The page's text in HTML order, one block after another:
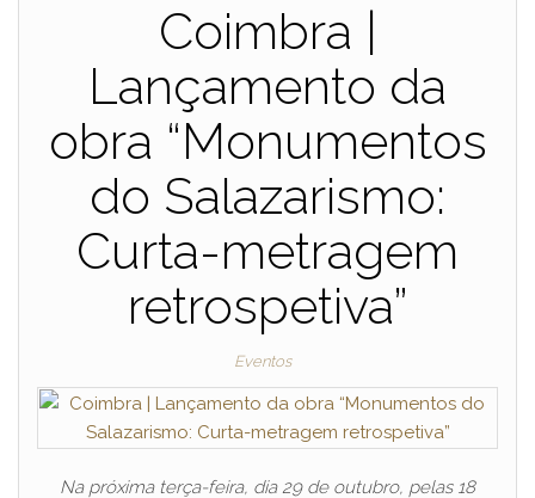
Coimbra |
Lançamento da
obra “Monumentos
do Salazarismo:
Curta-metragem
retrospetiva”
Eventos
Na próxima terça-feira, dia 29 de outubro, pelas 18